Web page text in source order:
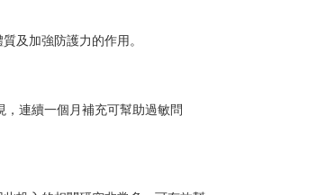
及加強防護力的作用。
連續一個月補充可幫助過敏問